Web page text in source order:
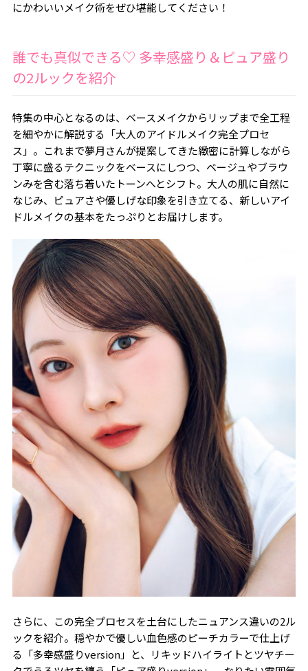
にかわいいメイク術をぜひ堪能してください！
誰でも真似できる♡ 多幸感盛り＆ピュア盛り
の2ルックを紹介
特集の中心となるのは、ベースメイクからリップまで全工程
を細やかに解説する「大人のアイドルメイク完全プロセ
ス」。これまで夢月さんが提案してきた緻密に計算しながら
丁寧に盛るテクニックをベースにしつつ、ベージュやブラウ
ンみを含む落ち着いたトーンへとシフト。大人の肌に自然に
なじみ、ピュアさや優しげな印象を引き立てる、新しいアイ
ドルメイクの基本をたっぷりとお届けします。
さらに、この完全プロセスを土台にしたニュアンス違いの2ル
ックを紹介。穏やかで優しい血色感のピーチカラーで仕上げ
る「多幸感盛りversion」と、リキッドハイライトとツヤチー